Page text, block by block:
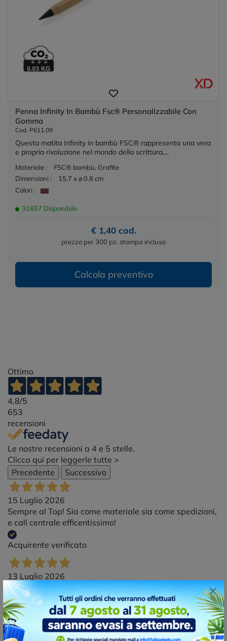
×
Penna Infinity In Bambù Fsc® Personalizzabile Con
Gomma
Cod. P611.09
Questa matita Infinity in bambù FSC® rappresenta una vera
e propria rivoluzione nel mondo della scrittura....
Materiale :
FSC® bambù, Grafite
Dimensioni :
15.7 x ø 0.8 cm
Colori :
31657 Disponibile
€ 1,40 cad.
prezzo per 300 pz. stampa inclusa
Calcola preventivo
Ottimo
4,8/5
653
recensioni
Le nostre recensioni a 4 e 5 stelle.
Clicca qui per leggerle tutte >
Precedente
Successivo
15 Luglio 2026
Sempre al Top! Sia come materiale sia come spedizioni,
e call centrale efficentissimo!
Acquirente verificato
13 Luglio 2026
Velocissimi nella consegna. Prodotti di ottima qualità.
Acquirente verificato